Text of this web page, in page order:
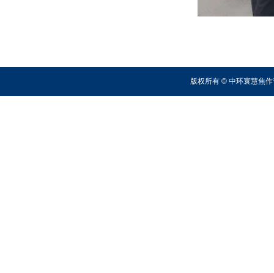
版权所有 © 中环寰慧焦